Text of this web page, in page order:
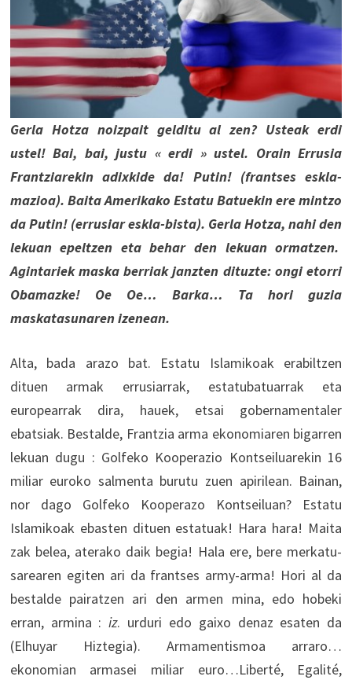
Gerla Hotza noizpait gelditu al zen? Usteak erdi
ustel! Bai, bai, justu « erdi » ustel. Orain Errusia
Frantziarekin adixkide da! Putin! (frantses eskla-
mazioa). Baita Amerikako Estatu Batuekin ere mintzo
da Putin! (errusiar eskla-bista). Gerla Hotza, nahi den
lekuan epeltzen eta behar den lekuan ormatzen.
Agintariek maska berriak janzten dituzte: ongi etorri
Obamazke! Oe Oe… Barka… Ta hori guzia
maskatasunaren izenean.
Alta, bada arazo bat. Estatu Islamikoak erabiltzen
dituen armak errusiarrak, estatubatuarrak eta
europearrak dira, hauek, etsai gobernamentaler
ebatsiak. Bestalde, Frantzia arma ekonomiaren bigarren
lekuan dugu : Golfeko Kooperazio Kontseiluarekin 16
miliar euroko salmenta burutu zuen apirilean. Bainan,
nor dago Golfeko Kooperazo Kontseiluan? Estatu
Islamikoak ebasten dituen estatuak! Hara hara! Maita
zak belea, aterako daik begia! Hala ere, bere merkatu-
sarearen egiten ari da frantses army-arma! Hori al da
bestalde pairatzen ari den armen mina, edo hobeki
erran, armina :iz. urduri edo gaixo denaz esaten da
(Elhuyar Hiztegia). Armamentismoa arraro…
ekonomian armasei miliar euro…Liberté, Egalité,